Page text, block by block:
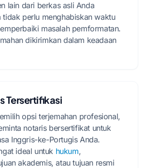
lain dari berkas asli Anda
tidak perlu menghabiskan waktu
masalah pemformatan.
dikirimkan dalam keadaan
Tersertifikasi
opsi terjemahan profesional,
notaris bersertifikat untuk
Inggris-ke-Portugis Anda.
ideal untuk hukum,
akademis, atau tujuan resmi